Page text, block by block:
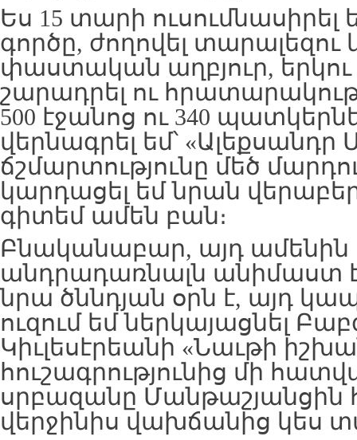
Ես 15 տարի ուսումնասիրել
գործը, ժողովել տարալեզու
փաստական աղբյուր,
շարադրել ու
500 էջանոց ու 340
վերնագրել եմ՝ «Ալեքսանդր
ճշմարտությունը մեծ
կարդացել եմ նրան
գիտեմ ամեն բան։
Բնականաբար, այդ ամենին
անդրադառնալն անիմաստ
նրա ծննդյան օրն է, այդ
ուզում եմ ներկայացնել
Կիւլեսէրեանի «Նաւթի
հուշագրությունից մի
սրբազանը Մանթաշյանցին
վերջինիս վախճանից կես